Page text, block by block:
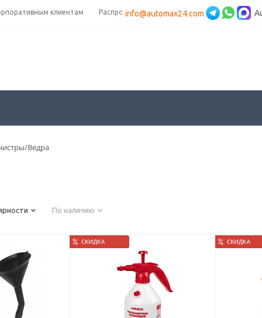
клиентам Распродажаinfo@automax24.com
Ведра
По наличию